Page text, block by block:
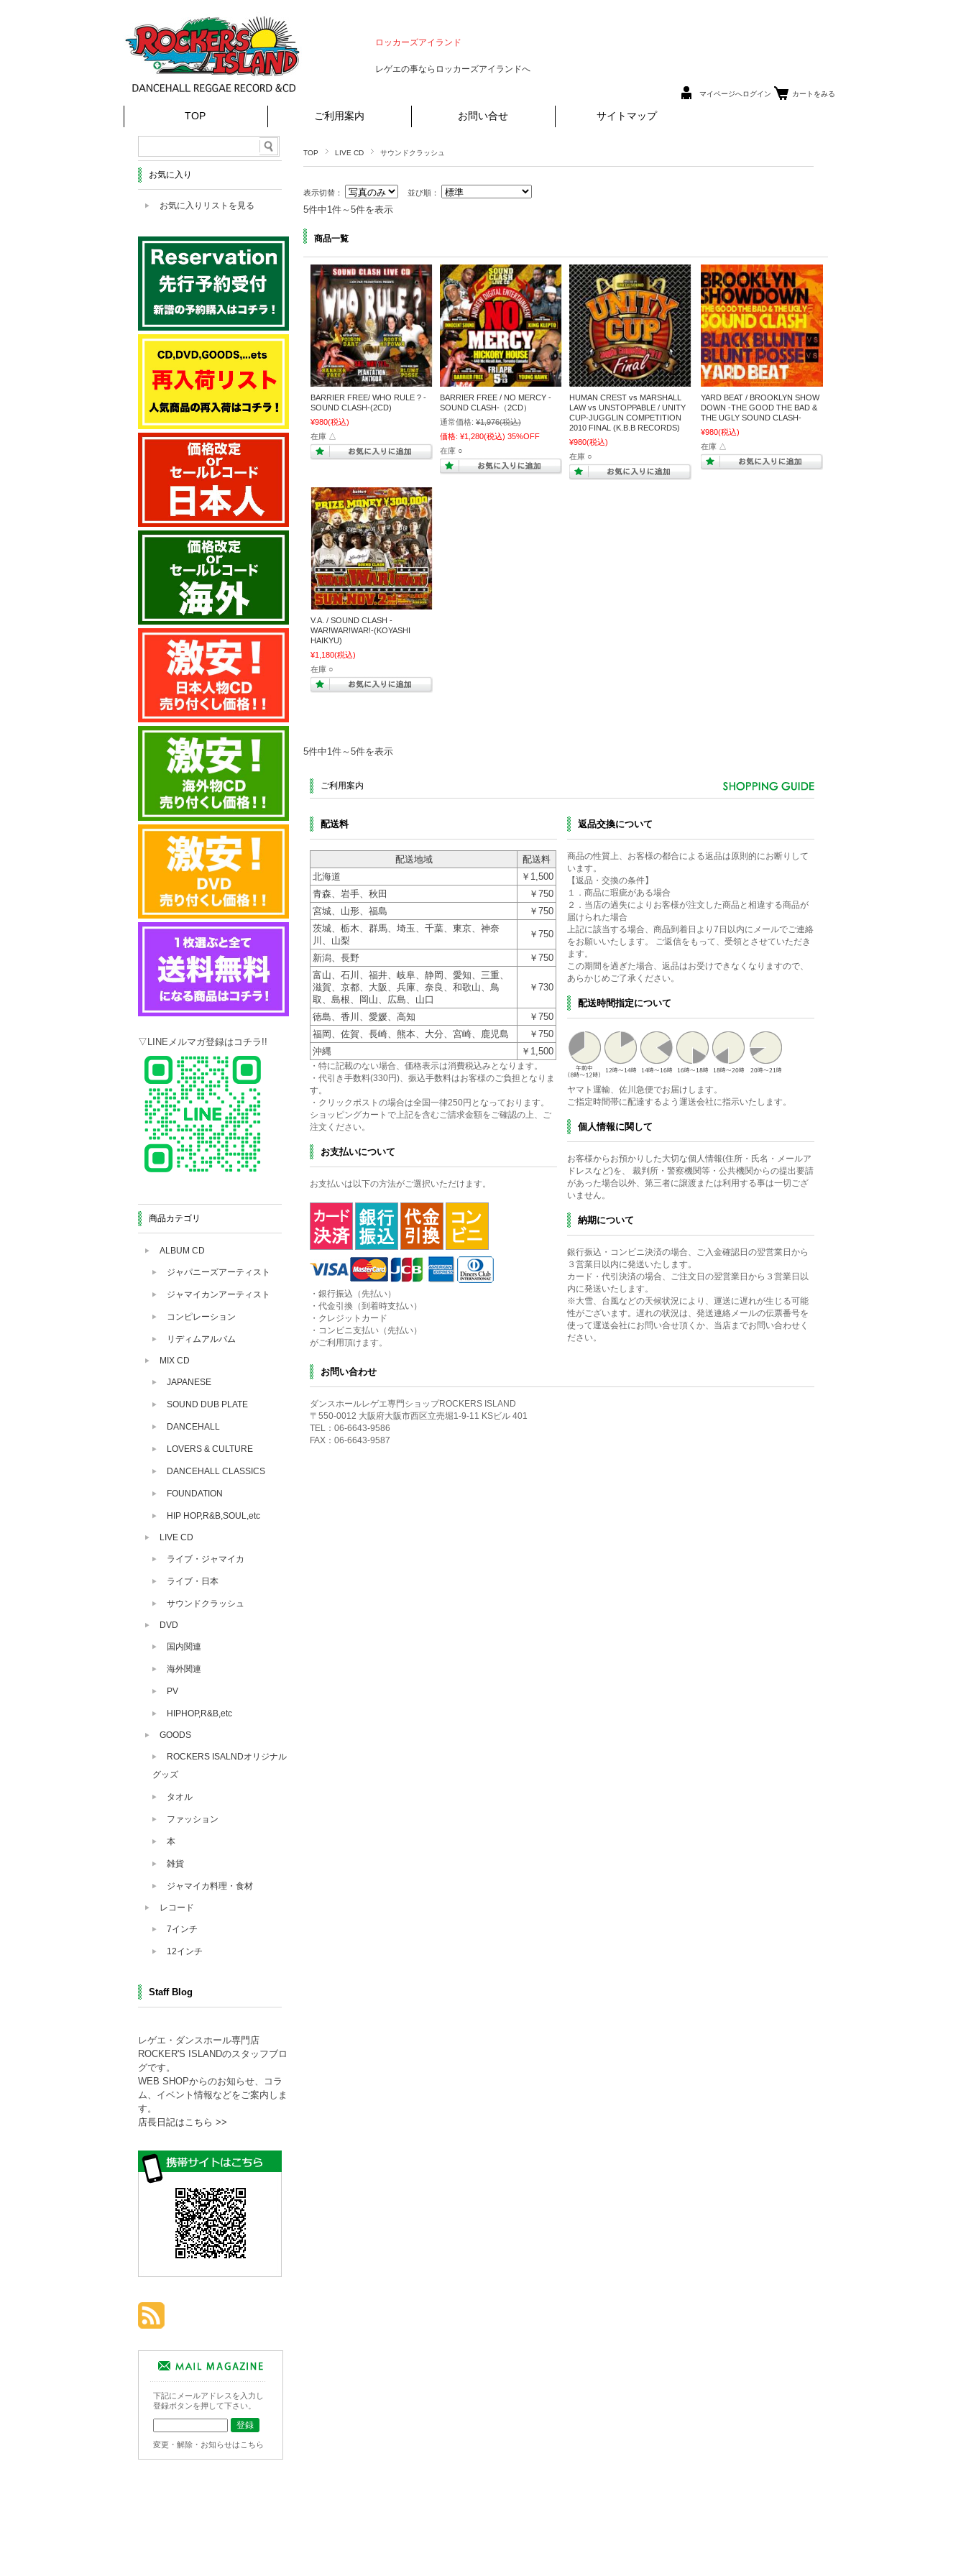
ロッカーズアイランド
レゲエの事ならロッカーズアイランドへ
マイページへログイン カートをみる
TOP ご利用案内 お問い合せ サイトマップ
TOP LIVE CD サウンドクラッシュ
表示切替： 並び順：
5件中1件～5件を表示
商品一覧
BARRIER FREE/ WHO RULE ? -
SOUND CLASH-(2CD)
¥980(税込)
在庫 △
BARRIER FREE / NO MERCY -
SOUND CLASH-（2CD）
通常価格: ¥1,976(税込)
価格: ¥1,280(税込) 35%OFF
在庫 ○
HUMAN CREST vs MARSHALL
LAW vs UNSTOPPABLE / UNITY
CUP-JUGGLIN COMPETITION
2010 FINAL (K.B.B RECORDS)
¥980(税込)
在庫 ○
YARD BEAT / BROOKLYN SHOW
DOWN -THE GOOD THE BAD &
THE UGLY SOUND CLASH-
¥980(税込)
在庫 △
V.A. / SOUND CLASH -
WAR!WAR!WAR!-(KOYASHI
HAIKYU)
¥1,180(税込)
在庫 ○
5件中1件～5件を表示
ご利用案内
配送料
配送地域
配送料
北海道
￥1,500
青森、岩手、秋田
￥750
宮城、山形、福島
￥750
茨城、栃木、群馬、埼玉、千葉、東京、神奈
川、山梨
￥750
新潟、長野
￥750
富山、石川、福井、岐阜、静岡、愛知、三重、
滋賀、京都、大阪、兵庫、奈良、和歌山、鳥
取、島根、岡山、広島、山口
￥730
徳島、香川、愛媛、高知
￥750
福岡、佐賀、長崎、熊本、大分、宮崎、鹿児島
￥750
沖縄
￥1,500
・特に記載のない場合、価格表示は消費税込みとなります。
・代引き手数料(330円)、振込手数料はお客様のご負担となりま
す。
・クリックポストの場合は全国一律250円となっております。
ショッピングカートで上記を含むご請求金額をご確認の上、ご
注文ください。
お支払いについて
お支払いは以下の方法がご選択いただけます。
・銀行振込（先払い）
・代金引換（到着時支払い）
・クレジットカード
・コンビニ支払い（先払い）
がご利用頂けます。
返品交換について
商品の性質上、お客様の都合による返品は原則的にお断りして
います。
【返品・交換の条件】
１．商品に瑕疵がある場合
２．当店の過失によりお客様が注文した商品と相違する商品が
届けられた場合
上記に該当する場合、商品到着日より7日以内にメールでご連絡
をお願いいたします。 ご返信をもって、受領とさせていただき
ます。
この期間を過ぎた場合、返品はお受けできなくなりますので、
あらかじめご了承ください。
配送時間指定について
ヤマト運輸、佐川急便でお届けします。
ご指定時間帯に配達するよう運送会社に指示いたします。
個人情報に関して
お客様からお預かりした大切な個人情報(住所・氏名・メールア
ドレスなど)を、 裁判所・警察機関等・公共機関からの提出要請
があった場合以外、第三者に譲渡または利用する事は一切ござ
いません。
納期について
銀行振込・コンビニ決済の場合、ご入金確認日の翌営業日から
３営業日以内に発送いたします。
カード・代引決済の場合、ご注文日の翌営業日から３営業日以
内に発送いたします。
※大雪、台風などの天候状況により、運送に遅れが生じる可能
性がございます。遅れの状況は、発送連絡メールの伝票番号を
使って運送会社にお問い合せ頂くか、当店までお問い合わせく
ださい。
お問い合わせ
ダンスホールレゲエ専門ショップROCKERS ISLAND
〒550-0012 大阪府大阪市西区立売堀1-9-11 KSビル 401
TEL：06-6643-9586
FAX：06-6643-9587
お気に入り
お気に入りリストを見る
▽LINEメルマガ登録はコチラ!!
商品カテゴリ
ALBUM CD
ジャパニーズアーティスト
ジャマイカンアーティスト
コンピレーション
リディムアルバム
MIX CD
JAPANESE
SOUND DUB PLATE
DANCEHALL
LOVERS & CULTURE
DANCEHALL CLASSICS
FOUNDATION
HIP HOP,R&B,SOUL,etc
LIVE CD
ライブ・ジャマイカ
ライブ・日本
サウンドクラッシュ
DVD
国内関連
海外関連
PV
HIPHOP,R&B,etc
GOODS
ROCKERS ISALNDオリジナル
グッズ
タオル
ファッション
本
雑貨
ジャマイカ料理・食材
レコード
7インチ
12インチ
Staff Blog
レゲエ・ダンスホール専門店
ROCKER'S ISLANDのスタッフブロ
グです。
WEB SHOPからのお知らせ、コラ
ム、イベント情報などをご案内しま
す。
店長日記はこちら >>
下記にメールアドレスを入力し
登録ボタンを押して下さい。
変更・解除・お知らせはこちら